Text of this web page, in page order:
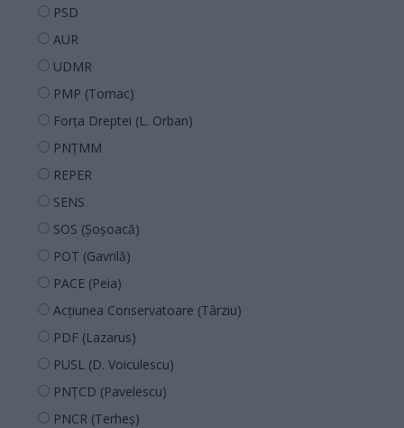
PSD
AUR
UDMR
PMP (Tomac)
Forța Dreptei (L. Orban)
PNȚMM
REPER
SENS
SOS (Șoșoacă)
POT (Gavrilă)
PACE (Peia)
Acțiunea Conservatoare (Târziu)
PDF (Lazarus)
PUSL (D. Voiculescu)
PNȚCD (Pavelescu)
PNCR (Terheș)